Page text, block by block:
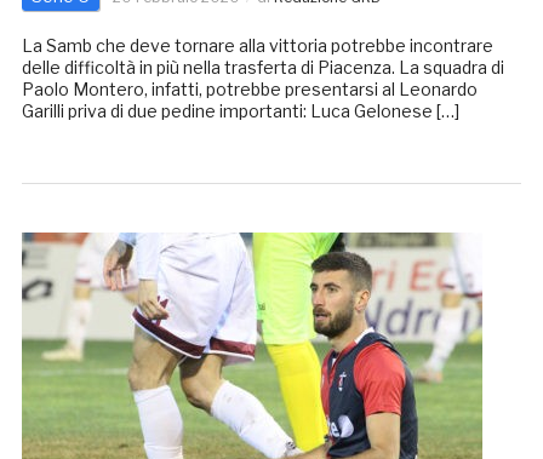
La Samb che deve tornare alla vittoria potrebbe incontrare
delle difficoltà in più nella trasferta di Piacenza. La squadra di
Paolo Montero, infatti, potrebbe presentarsi al Leonardo
Garilli priva di due pedine importanti: Luca Gelonese […]